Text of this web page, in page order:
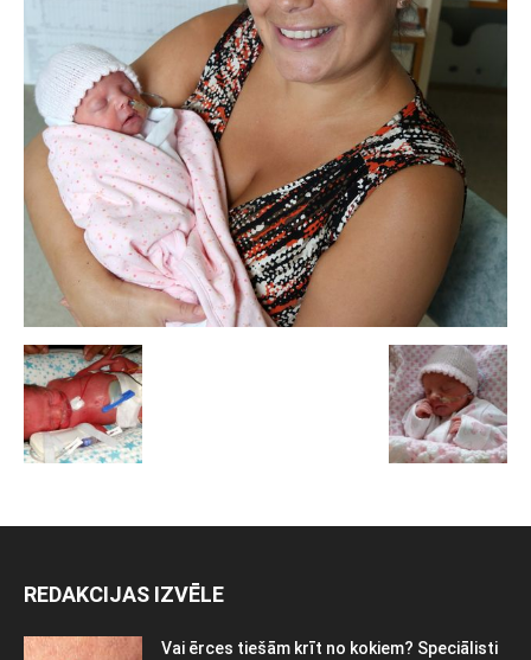
REDAKCIJAS IZVĒLE
Vai ērces tiešām krīt no kokiem? Speciālisti